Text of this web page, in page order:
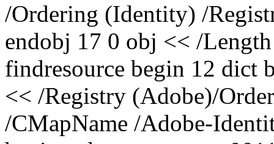
/Ordering (Identity) /
endobj 17 0 obj << /
findresource begin 12 dict
<< /Registry (Adobe)/
/CMapName /Adobe-